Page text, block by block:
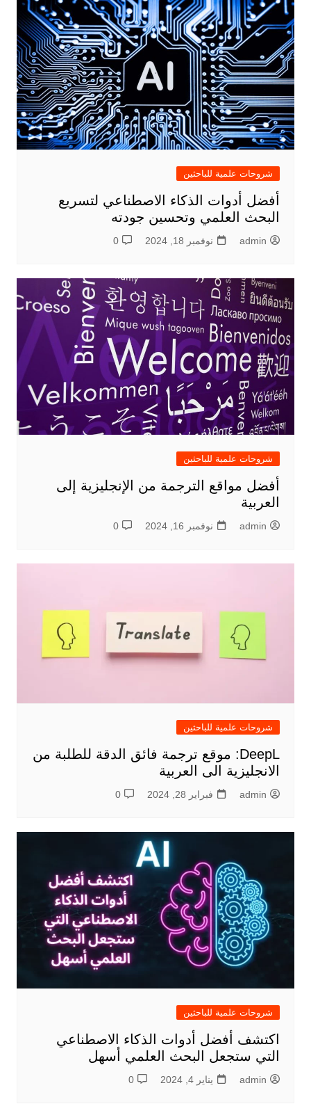
شروحات علمية للباحثين
أفضل أدوات الذكاء الاصطناعي لتسريع
البحث العلمي وتحسين جودته
admin نوفمبر 18, 2024 0
شروحات علمية للباحثين
أفضل مواقع الترجمة من الإنجليزية إلى
العربية
admin نوفمبر 16, 2024 0
شروحات علمية للباحثين
DeepL: موقع ترجمة فائق الدقة للطلبة من
الانجليزية الى العربية
admin فبراير 28, 2024 0
شروحات علمية للباحثين
اكتشف أفضل أدوات الذكاء الاصطناعي
التي ستجعل البحث العلمي أسهل
admin يناير 4, 2024 0